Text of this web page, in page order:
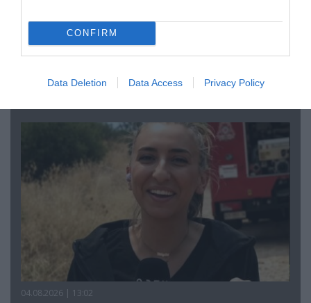
CONFIRM
Data Deletion Data Access Privacy Policy
04.08.2026 | 15:02
Αυτή την ώρα το τελευταίο «αντίο» στον πρώην
υπουργό Ι.Βαρβιτσιώτη (φωτο)
04.08.2026 | 13:02